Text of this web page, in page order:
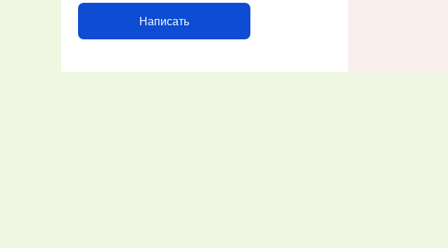
Написать